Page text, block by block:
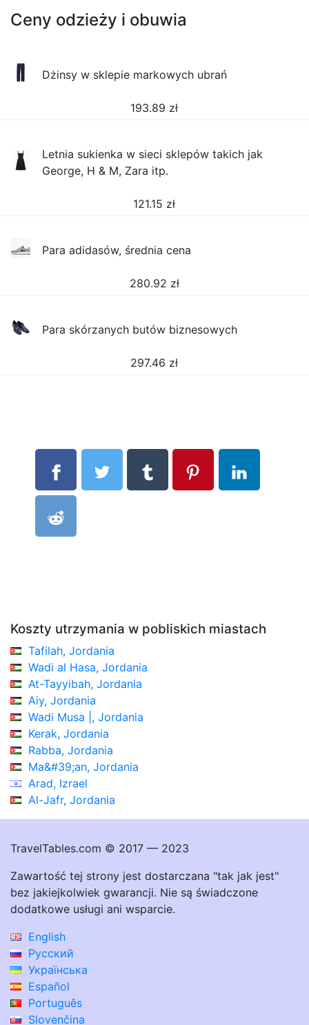
Ceny odzieży i obuwia
Dżinsy w sklepie markowych ubrań
193.89 zł
Letnia sukienka w sieci sklepów takich jak
George, H & M, Zara itp.
121.15 zł
Para adidasów, średnia cena
280.92 zł
Para skórzanych butów biznesowych
297.46 zł
Koszty utrzymania w pobliskich miastach
Tafilah, Jordania
Wadi al Hasa, Jordania
At-Tayyibah, Jordania
Aiy, Jordania
Wadi Musa |, Jordania
Kerak, Jordania
Rabba, Jordania
Ma&#39;an, Jordania
Arad, Izrael
Al-Jafr, Jordania
TravelTables.com © 2017 — 2023
Zawartość tej strony jest dostarczana "tak jak jest"
bez jakiejkolwiek gwarancji. Nie są świadczone
dodatkowe usługi ani wsparcie.
English
Русский
Українська
Español
Português
Slovenčina